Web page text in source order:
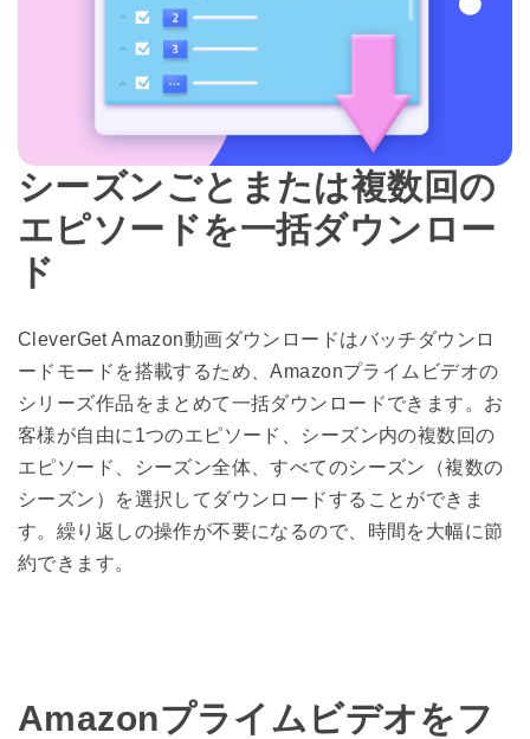
シーズンごとまたは複数回の
エピソードを一括ダウンロー
ド
CleverGet Amazon動画ダウンロードはバッチダウンロ
ードモードを搭載するため、Amazonプライムビデオの
シリーズ作品をまとめて一括ダウンロードできます。お
客様が自由に1つのエピソード、シーズン内の複数回の
エピソード、シーズン全体、すべてのシーズン（複数の
シーズン）を選択してダウンロードすることができま
す。繰り返しの操作が不要になるので、時間を大幅に節
約できます。
Amazonプライムビデオをフ